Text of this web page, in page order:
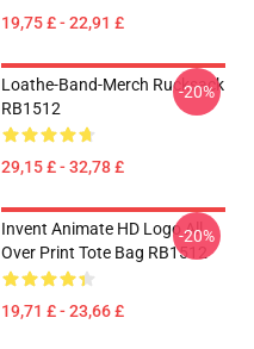
19,75 £ - 22,91 £
Loathe-Band-Merch Rucksack
RB1512
29,15 £ - 32,78 £
-20%
Invent Animate HD Logo All
Over Print Tote Bag RB1512
19,71 £ - 23,66 £
-20%